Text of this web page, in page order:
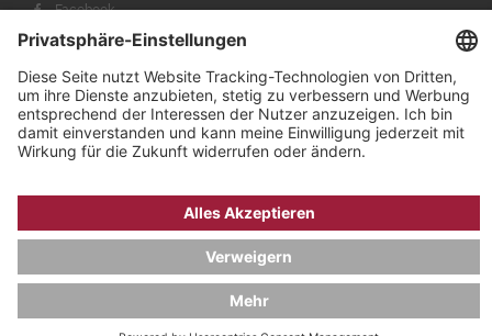
Facebook
Instagram
Bachmann & Scher GmbH / Watchandco GmbH
DATENSCHUTZ IMPRESSUM
VERSANDKOSTEN